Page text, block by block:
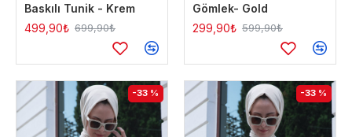
Baskılı Tunik - Krem
499,90₺ 699,90₺
Gömlek- Gold
299,90₺ 599,90₺
-33 % -33 %